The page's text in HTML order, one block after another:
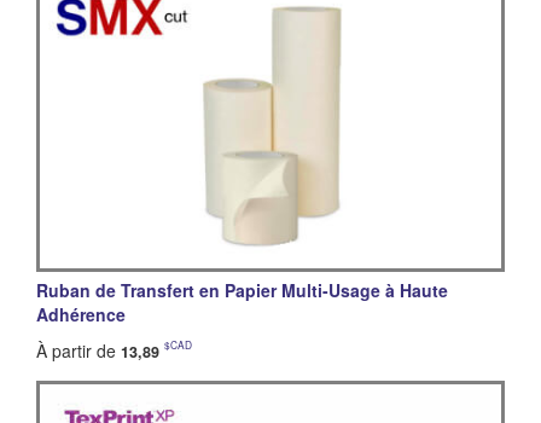
Ruban de Transfert en Papier Multi-Usage à Haute
Adhérence
À partir de 13,89 $CAD